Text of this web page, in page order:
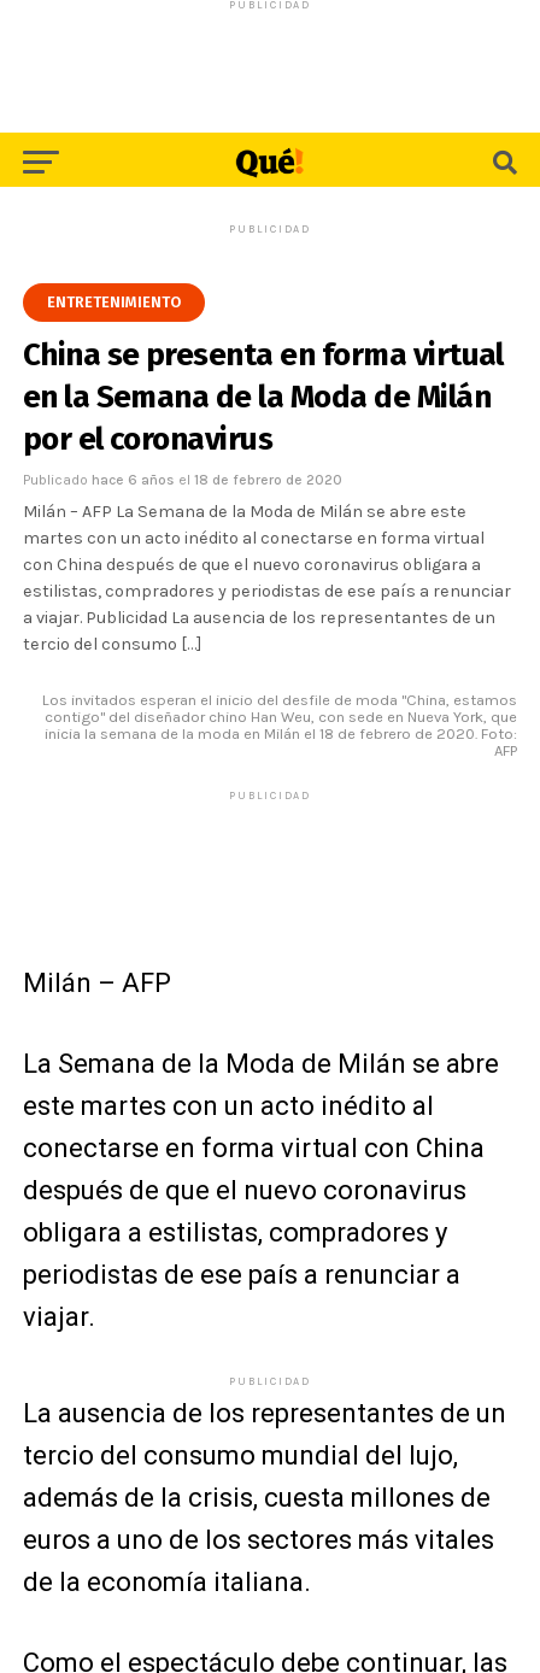
PUBLICIDAD
PUBLICIDAD
ENTRETENIMIENTO
China se presenta en forma virtual
en la Semana de la Moda de Milán
por el coronavirus
Publicado hace 6 años el 18 de febrero de 2020
Milán – AFP La Semana de la Moda de Milán se abre este
martes con un acto inédito al conectarse en forma virtual
con China después de que el nuevo coronavirus obligara a
estilistas, compradores y periodistas de ese país a renunciar
a viajar. Publicidad La ausencia de los representantes de un
tercio del consumo […]
Los invitados esperan el inicio del desfile de moda "China, estamos
contigo" del diseñador chino Han Weu, con sede en Nueva York, que
inicia la semana de la moda en Milán el 18 de febrero de 2020. Foto:
AFP
PUBLICIDAD
Milán – AFP
La Semana de la Moda de Milán se abre
este martes con un acto inédito al
conectarse en forma virtual con China
después de que el nuevo coronavirus
obligara a estilistas, compradores y
periodistas de ese país a renunciar a
viajar.
PUBLICIDAD
La ausencia de los representantes de un
tercio del consumo mundial del lujo,
además de la crisis, cuesta millones de
euros a uno de los sectores más vitales
de la economía italiana.
Como el espectáculo debe continuar, las